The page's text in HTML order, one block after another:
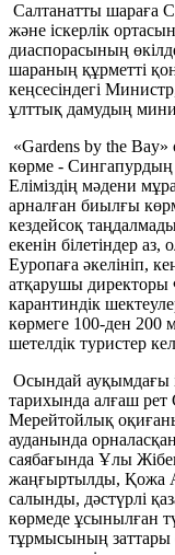
Салтанатты шараға
және іскерлік
диаспорасының
шараның құрметті
кеңсесіндегі
ұлттық дамудың
«Gardens by the Bay»
көрме - Сингапурдың
Еліміздің мәдени
арналған биылғы
кездейсоқ
екенін білетіндер
Еуропаға әкелініп,
атқарушы директоры
карантиндік
көрмеге 100-ден 200
шетелдік туристер
Осындай ауқымдағы
тарихында алғаш рет
Мерейтойлық
ауданында
саябағында Ұлы
жаңғыртылды, Қожа
салынды, дәстүрлі
көрмеде ұсынылған
тұрмысының заттары